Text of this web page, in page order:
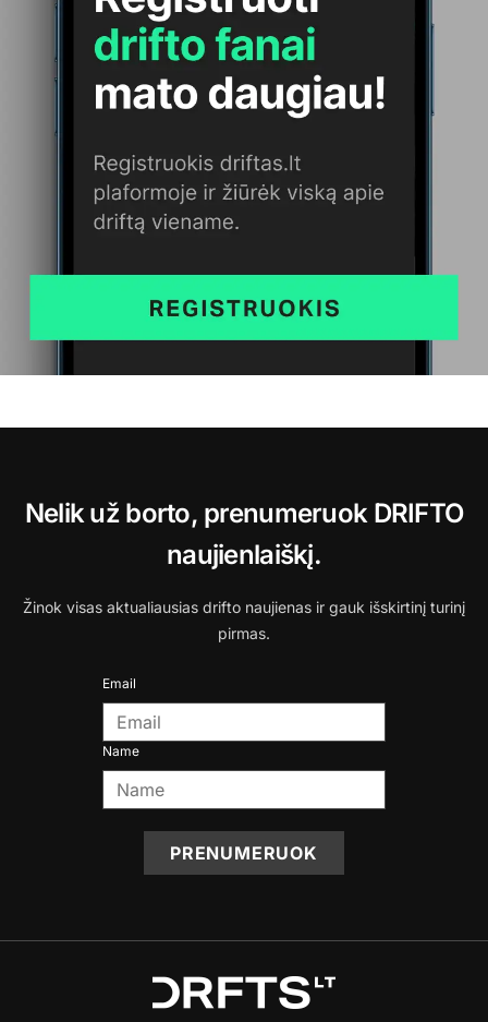
Nelik už borto, prenumeruok DRIFTO
naujienlaiškį.
Žinok visas aktualiausias drifto naujienas ir gauk išskirtinį turinį
pirmas.
Email
Name
PRENUMERUOK